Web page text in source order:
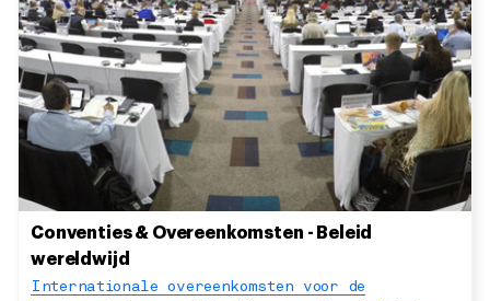
Conventies & Overeenkomsten - Beleid
wereldwijd
Internationale overeenkomsten voor de